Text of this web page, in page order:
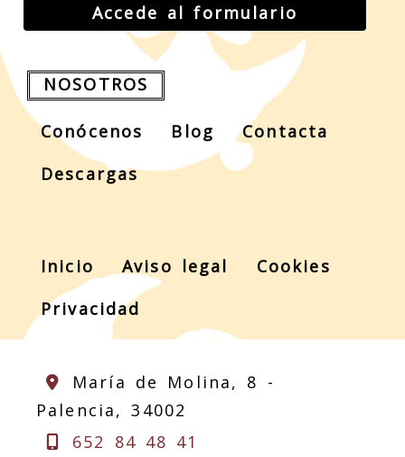
Accede al formulario
NOSOTROS
Conócenos Blog
Contacta
Descargas
Inicio Aviso legal
Cookies
Privacidad
María de Molina, 8 -
Palencia,34002
652 84 48 41